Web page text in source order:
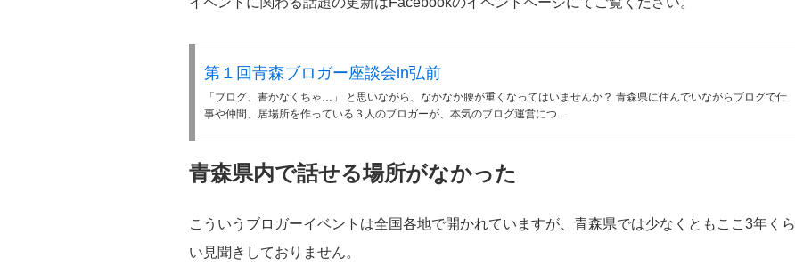
第１回青森ブロガー座談会in弘前
「ブログ、書かなくちゃ…」 と思いながら、なかなか腰が重くなってはいませんか？ 青森県に住んでいながらブログで仕
事や仲間、居場所を作っている３人のブロガーが、本気のブログ運営につ...
青森県内で話せる場所がなかった
こういうブロガーイベントは全国各地で開かれていますが、青森県では少なくともここ3年くら
い見聞きしておりません。